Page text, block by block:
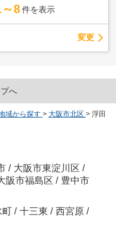
～8 件を表示
変更
へ
域から探す > 大阪市北区 > 浮田
/ 大阪市東淀川区 /
阪市福島区 / 豊中市
町 / 十三東 / 西宮原 /